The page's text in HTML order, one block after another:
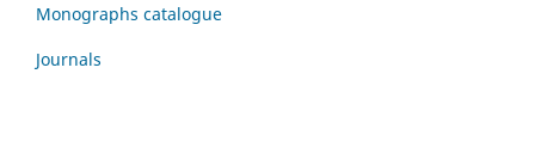
Monographs catalogue
Journals